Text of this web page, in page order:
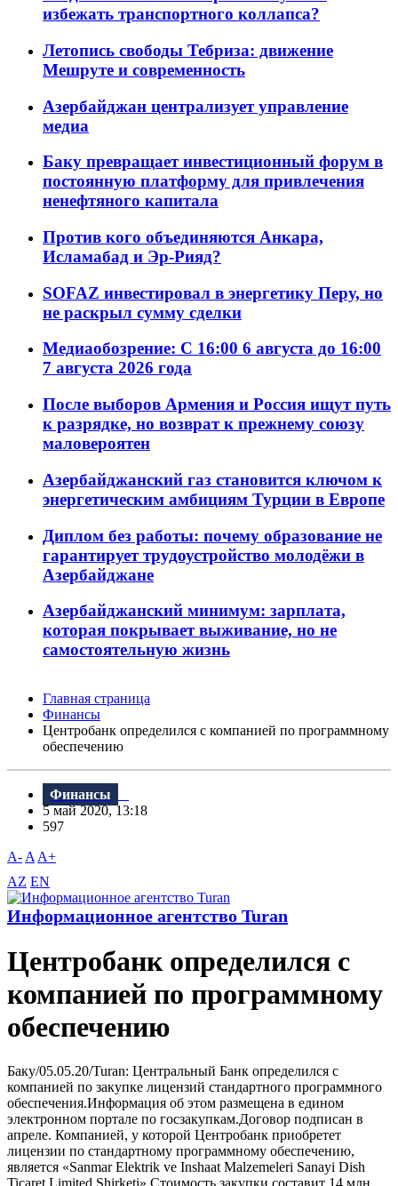
избежать транспортного коллапса?
Летопись свободы Тебриза: движение
Мешруте и современность
Азербайджан централизует управление
медиа
Баку превращает инвестиционный форум в
постоянную платформу для привлечения
ненефтяного капитала
Против кого объединяются Анкара,
Исламабад и Эр-Рияд?
SOFAZ инвестировал в энергетику Перу, но
не раскрыл сумму сделки
Медиаобозрение: С 16:00 6 августа до 16:00
7 августа 2026 года
После выборов Армения и Россия ищут путь
к разрядке, но возврат к прежнему союзу
маловероятен
Азербайджанский газ становится ключом к
энергетическим амбициям Турции в Европе
Диплом без работы: почему образование не
гарантирует трудоустройство молодёжи в
Азербайджане
Азербайджанский минимум: зарплата,
которая покрывает выживание, но не
самостоятельную жизнь
Главная страница
Финансы
Центробанк определился с компанией по программному
обеспечению
Финансы
5 май 2020, 13:18
597
A- A A+
AZ EN
Информационное агентство Turan
Центробанк определился с
компанией по программному
обеспечению
Баку/05.05.20/Turan: Центральный Банк определился с
компанией по закупке лицензий стандартного программного
обеспечения.Информация об этом размещена в едином
электронном портале по госзакупкам.Договор подписан в
апреле. Компанией, у которой Центробанк приобретет
лицензии по стандартному программному обеспечению,
является «Sanmar Elektrik ve Inshaat Malzemeleri Sanayi Dish
Ticaret Limited Shirketi».Стоимость закупки составит 14 млн.